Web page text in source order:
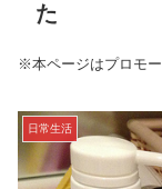
た
※本ページはプロモ
日常生活